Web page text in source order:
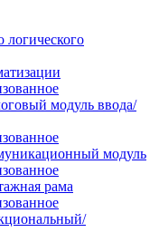
логического
модуль ввода/
модуль
рама